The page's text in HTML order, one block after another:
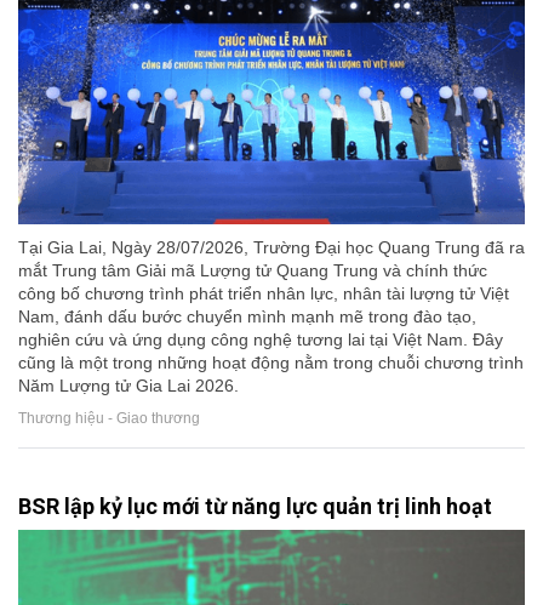
Tại Gia Lai, Ngày 28/07/2026, Trường Đại học Quang Trung đã ra
mắt Trung tâm Giải mã Lượng tử Quang Trung và chính thức
công bố chương trình phát triển nhân lực, nhân tài lượng tử Việt
Nam, đánh dấu bước chuyển mình mạnh mẽ trong đào tạo,
nghiên cứu và ứng dụng công nghệ tương lai tại Việt Nam. Đây
cũng là một trong những hoạt động nằm trong chuỗi chương trình
Năm Lượng tử Gia Lai 2026.
Thương hiệu - Giao thương
BSR lập kỷ lục mới từ năng lực quản trị linh hoạt